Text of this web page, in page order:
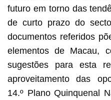
futuro em torno das
de curto prazo do
documentos referidos
elementos de Macau,
sugestões para esta
aproveitamento das
14.º Plano Quinquenal